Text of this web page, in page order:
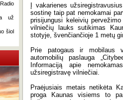
už
šiol
Į vakarienes
sostinę taip pat nemokamai
prisijungusi keleivių
vilniečių lauks sutikimas
stotyje, švenčiančioje 1 metų
Prie patogaus ir mobilaus
automobilių paslauga
Informaciją apie
užsiregistravę vilniečiai.
Praėjusiais metais netikėta
proga Kaunas visiems to